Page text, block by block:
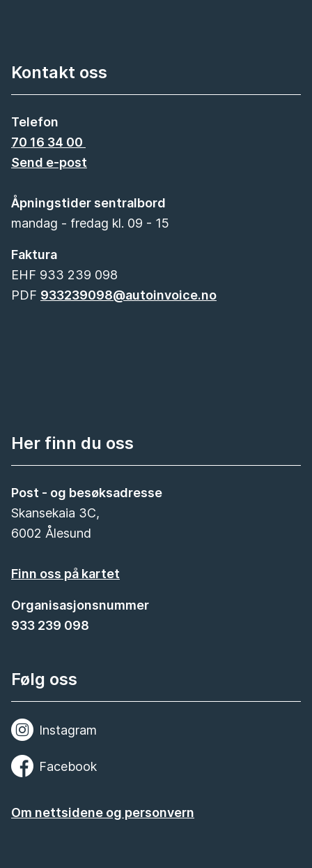
Kontakt oss
Telefon
70 16 34 00
Send e-post
Åpningstider sentralbord
mandag - fredag kl. 09 - 15
Faktura
EHF 933 239 098
PDF 933239098@autoinvoice.no
Her finn du oss
Post - og besøksadresse
Skansekaia 3C,
6002 Ålesund
Finn oss på kartet
Organisasjonsnummer
933 239 098
Følg oss
Instagram
Facebook
Om nettsidene og personvern